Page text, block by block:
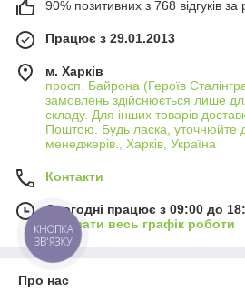
90% позитивних з 768 відгуків за
Працює з 29.01.2013
м. Харків
просп. Байрона (Героїв
замовлень здійснюється лише
складу. Для інших товарів
Поштою. Будь ласка, уточнюйте
менеджерів., Харків, Україна
Контакти
Сьогодні працює з 09:00 до
Показати весь графік роботи
Про нас
КНОПКА
ЗВ'ЯЗКУ